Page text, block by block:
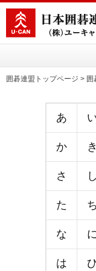
囲碁連盟トップページ > 囲
あ
か き
さ し
た ち
な
は